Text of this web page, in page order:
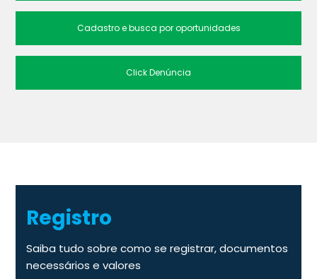
Cadastro e busca por oportunidades
Click Denúncia
Registro
Saiba tudo sobre como se registrar,documentos
necessários e valores